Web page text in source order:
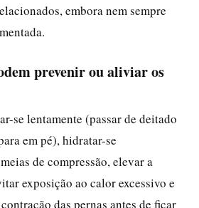
embora nem sempre
prevenir ou aliviar os
se lentamente (passar de deitado
em pé), hidratar-se
de compressão, elevar a
exposição ao calor excessivo e
das pernas antes de ficar